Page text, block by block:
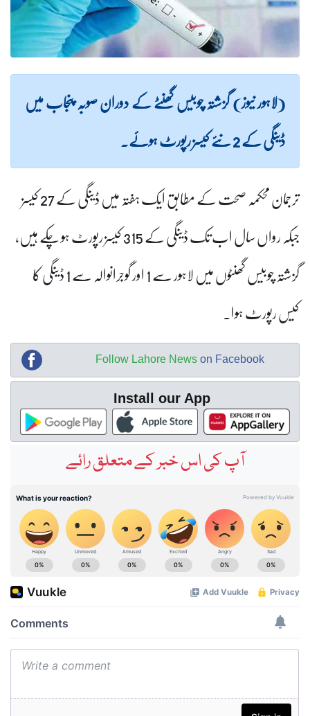
(لاہور نیوز) گزشتہ چوبیس گھنٹے کے دوران صوبہ پنجاب میں
ڈینگی کے 2 نئے کیسز رپورٹ ہوئے۔
ترجمان محکمہ صحت کے مطابق ایک ہفتہ میں ڈینگی کے 27 کیسز
جبکہ رواں سال اب تک ڈینگی کے 315 کیسز رپورٹ ہو چکے ہیں،
گزشتہ چوبیس گھنٹوں میں لاہور سے 1 اور گوجرانوالہ سے 1 ڈینگی کا
کیس رپورٹ ہوا۔
Follow Lahore News on Facebook
Install our App
آپ کی اس خبر کے متعلق رائے